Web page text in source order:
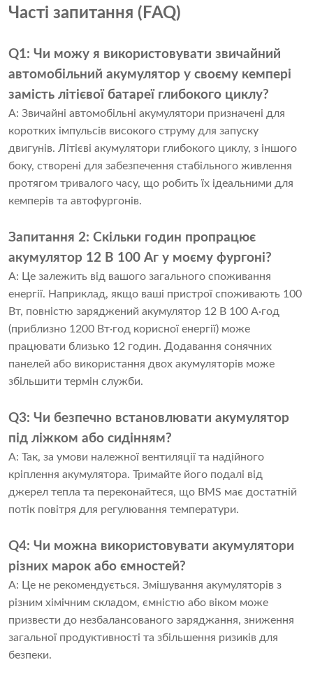
Часті запитання (FAQ)
Q1: Чи можу я використовувати звичайний
автомобільний акумулятор у своєму кемпері
замість літієвої батареї глибокого циклу?
A: Звичайні автомобільні акумулятори призначені для
коротких імпульсів високого струму для запуску
двигунів. Літієві акумулятори глибокого циклу, з іншого
боку, створені для забезпечення стабільного живлення
протягом тривалого часу, що робить їх ідеальними для
кемперів та автофургонів.
Запитання 2: Скільки годин пропрацює
акумулятор 12 В 100 Аг у моєму фургоні?
A: Це залежить від вашого загального споживання
енергії. Наприклад, якщо ваші пристрої споживають 100
Вт, повністю заряджений акумулятор 12 В 100 А·год
(приблизно 1200 Вт·год корисної енергії) може
працювати близько 12 годин. Додавання сонячних
панелей або використання двох акумуляторів може
збільшити термін служби.
Q3: Чи безпечно встановлювати акумулятор
під ліжком або сидінням?
A: Так, за умови належної вентиляції та надійного
кріплення акумулятора. Тримайте його подалі від
джерел тепла та переконайтеся, що BMS має достатній
потік повітря для регулювання температури.
Q4: Чи можна використовувати акумулятори
різних марок або ємностей?
A: Це не рекомендується. Змішування акумуляторів з
різним хімічним складом, ємністю або віком може
призвести до незбалансованого заряджання, зниження
загальної продуктивності та збільшення ризиків для
безпеки.